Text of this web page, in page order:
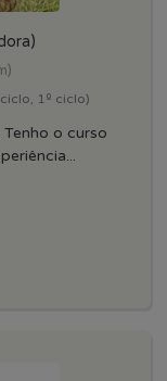
1º ciclo)
o curso